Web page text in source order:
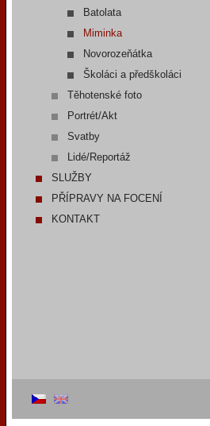
Batolata
Miminka
Novorozeňátka
Školáci a předškoláci
Těhotenské foto
Portrét/Akt
Svatby
Lidé/Reportáž
SLUŽBY
PŘÍPRAVY NA FOCENÍ
KONTAKT